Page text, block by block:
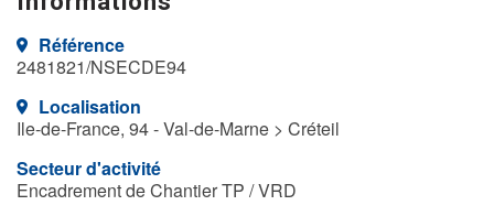
Référence
2481821/NSECDE94
Localisation
Ile-de-France, 94 - Val-de-Marne > Créteil
Secteur d'activité
Encadrement de Chantier TP / VRD